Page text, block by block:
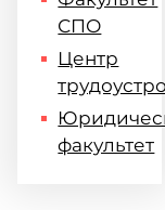
СПО
Центр
факультет